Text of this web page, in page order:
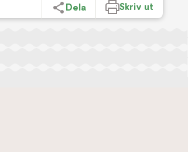
Dela Skriv ut